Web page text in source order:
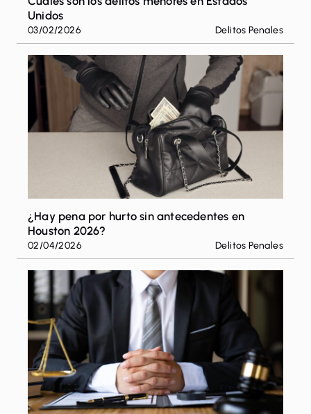
Unidos
03/02/2026 Delitos Penales
¿Hay pena por hurto sin antecedentes en
Houston 2026?
02/04/2026 Delitos Penales